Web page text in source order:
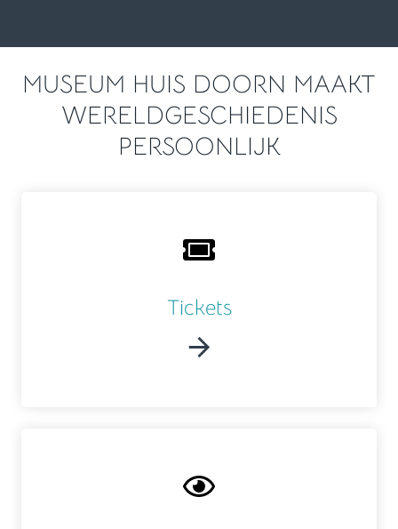
MUSEUM HUIS DOORN MAAKT
WERELDGESCHIEDENIS
PERSOONLIJK
Tickets